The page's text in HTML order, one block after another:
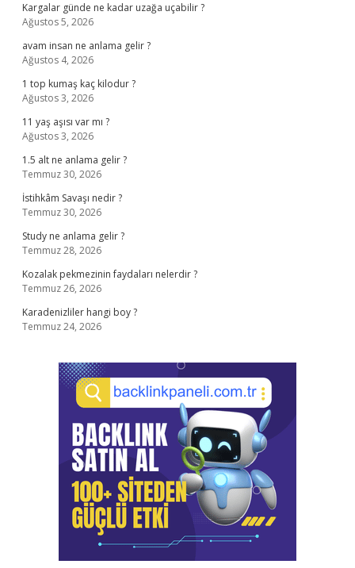
Kargalar günde ne kadar uzağa uçabilir ?
Ağustos 5, 2026
avam insan ne anlama gelir ?
Ağustos 4, 2026
1 top kumaş kaç kilodur ?
Ağustos 3, 2026
11 yaş aşısı var mı ?
Ağustos 3, 2026
1.5 alt ne anlama gelir ?
Temmuz 30, 2026
İstihkâm Savaşı nedir ?
Temmuz 30, 2026
Study ne anlama gelir ?
Temmuz 28, 2026
Kozalak pekmezinin faydaları nelerdir ?
Temmuz 26, 2026
Karadenizliler hangi boy ?
Temmuz 24, 2026